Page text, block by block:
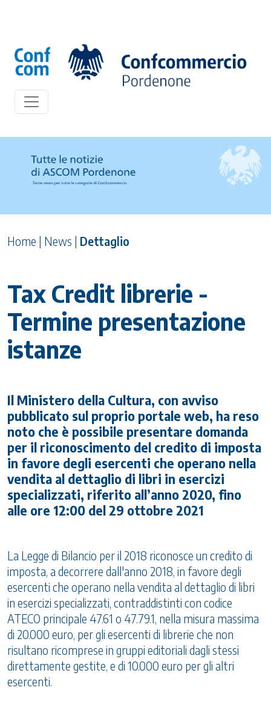
Home | News | Dettaglio
Tax Credit librerie -
Termine presentazione
istanze
Il Ministero della Cultura, con avviso
pubblicato sul proprio portale web, ha reso
noto che è possibile presentare domanda
per il riconoscimento del credito di imposta
in favore degli esercenti che operano nella
vendita al dettaglio di libri in esercizi
specializzati, riferito all’anno 2020, fino
alle ore 12:00 del 29 ottobre 2021
La Legge di Bilancio per il 2018 riconosce un credito di
imposta, a decorrere dall'anno 2018, in favore degli
esercenti che operano nella vendita al dettaglio di libri
in esercizi specializzati, contraddistinti con codice
ATECO principale 47.61 o 47.79.1, nella misura massima
di 20.000 euro, per gli esercenti di librerie che non
risultano ricomprese in gruppi editoriali dagli stessi
direttamente gestite, e di 10.000 euro per gli altri
esercenti.